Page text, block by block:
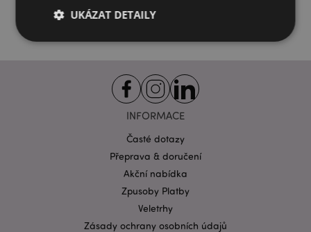
INFORMACE
Časté dotazy
Přeprava & doručení
Akční nabídka
Zpusoby Platby
Veletrhy
Zásady ochrany osobních údajů
UKÁZAT DETAILY
Cílení souborů
Funkční
Nezbytně nutné soubory cookie umožňují základní
uživatele a správa účtu. Bez nezbytně nutných
CookieScriptConsent
.puckator.cz